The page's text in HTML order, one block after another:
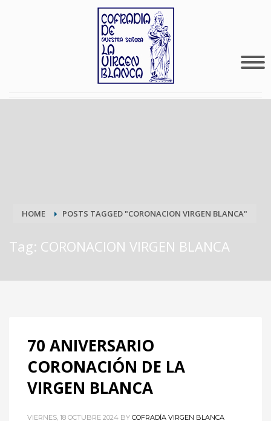
HOME POSTS TAGGED "CORONACION VIRGEN BLANCA"
Tag: CORONACION VIRGEN BLANCA
70 ANIVERSARIO
CORONACIÓN DE LA
VIRGEN BLANCA
VIERNES, 18 OCTUBRE 2024 BY COFRADÍA VIRGEN BLANCA